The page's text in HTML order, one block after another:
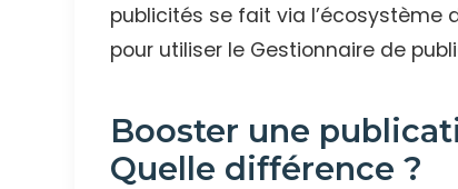
publicités se fait via l’écosystème
pour utiliser le Gestionnaire de
Booster une
Quelle différence ?